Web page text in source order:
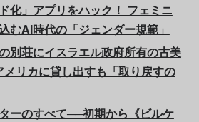
化」アプリをハック！ フェミニ
むAI時代の「ジェンダー規範」
別荘にイスラエル政府所有の古美
リカに貸し出すも「取り戻すの
ーのすべて──初期から《ビルケ